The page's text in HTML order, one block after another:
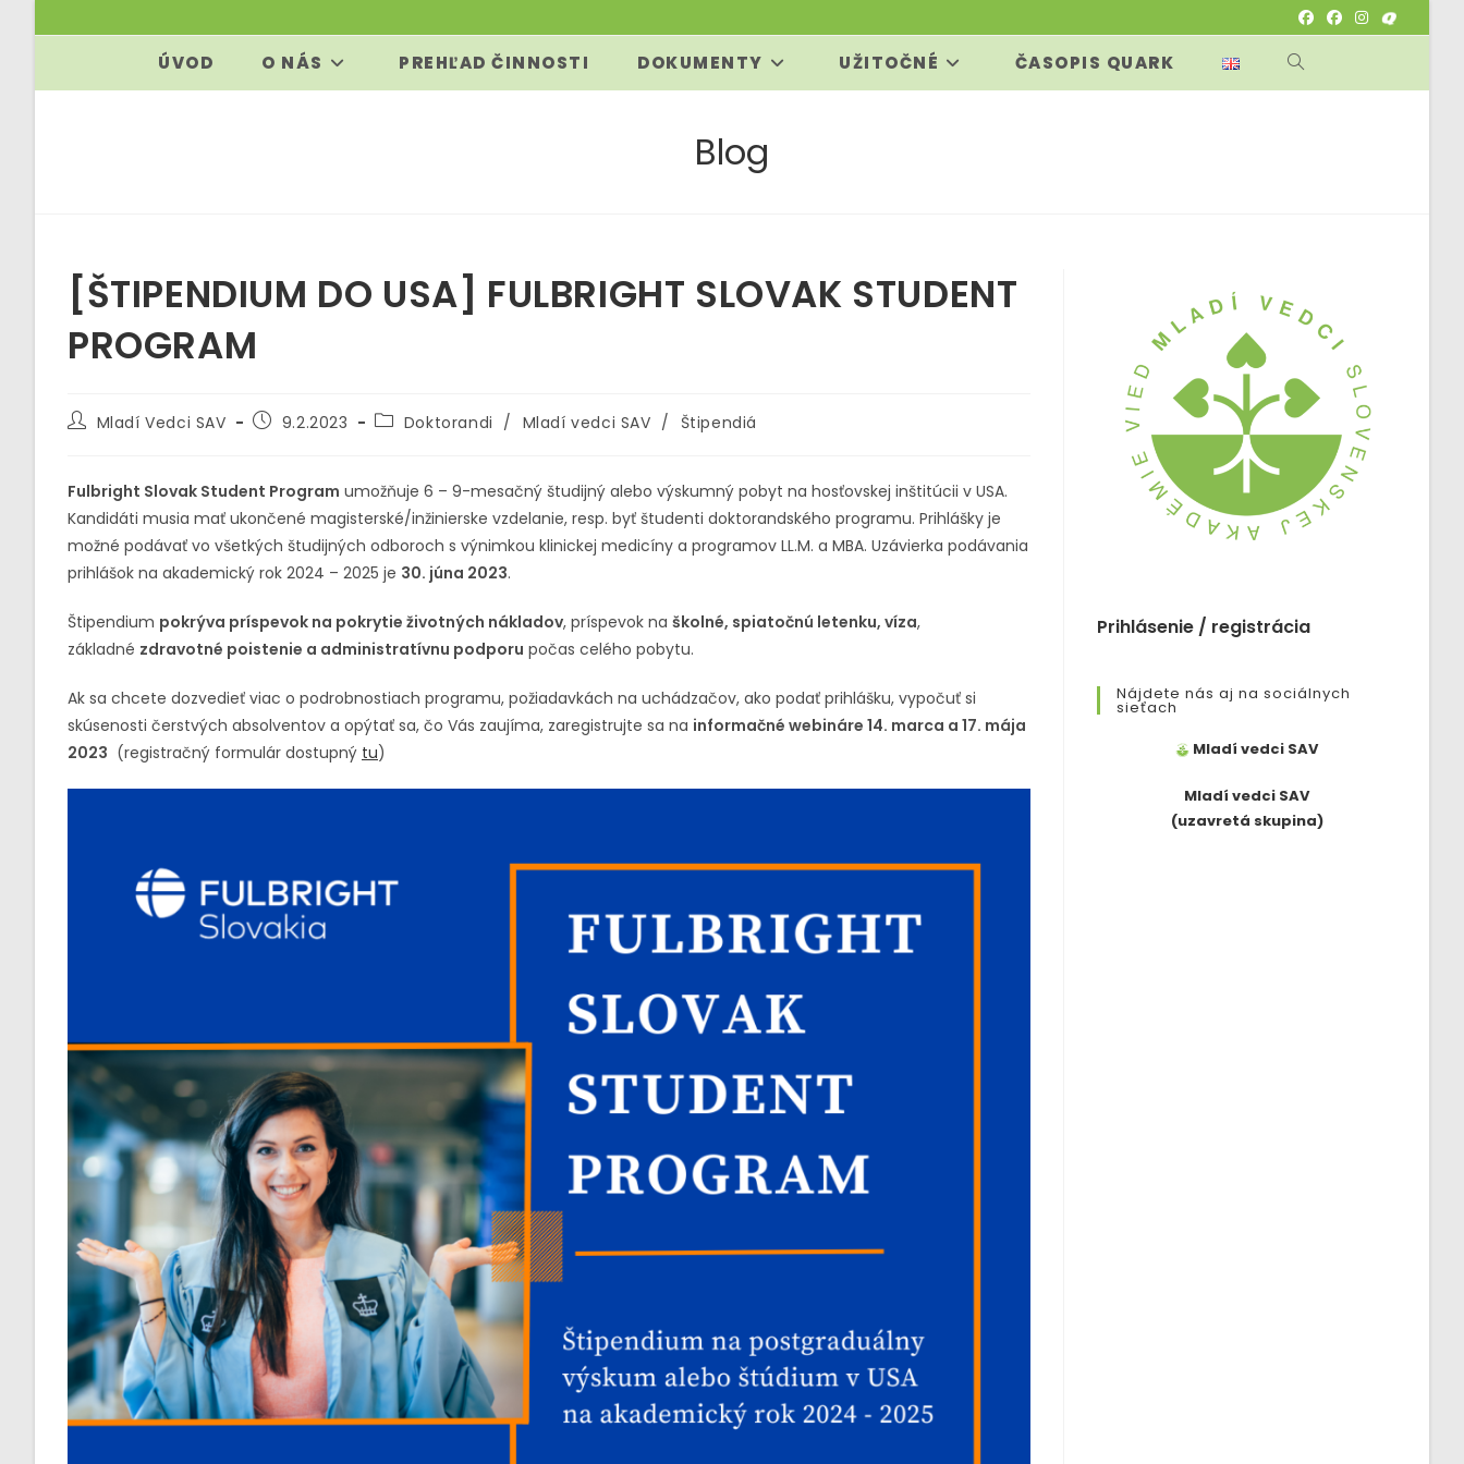
ÚVOD O NÁS PREHĽAD ČINNOSTI DOKUMENTY UŽITOČNÉ ČASOPIS QUARK TOGGLE
Blog
[ŠTIPENDIUM DO USA] FULBRIGHT SLOVAK STUDENT
PROGRAM
PostMladí Vedci SAV
Post9.2.2023
PostDoktorandi / Mladí vedci SAV / Štipendiá
Fulbright Slovak Student Program umožňuje 6 – 9-mesačný študijný alebo výskumný pobyt na hosťovskej inštitúcii v USA.
Kandidáti musia mať ukončené magisterské/inžinierske vzdelanie, resp. byť študenti doktorandského programu. Prihlášky je
možné podávať vo všetkých študijných odboroch s výnimkou klinickej medicíny a programov LL.M. a MBA. Uzávierka podávania
prihlášok na akademický rok 2024 – 2025 je 30. júna 2023.
Štipendium pokrýva príspevok na pokrytie životných nákladov, príspevok na školné, spiatočnú letenku, víza,
základné zdravotné poistenie a administratívnu podporu počas celého pobytu.
Ak sa chcete dozvedieť viac o podrobnostiach programu, požiadavkách na uchádzačov, ako podať prihlášku, vypočuť si
skúsenosti čerstvých absolventov a opýtať sa, čo Vás zaujíma, zaregistrujte sa na informačné webináre 14. marca a 17. mája
2023 (registračný formulár dostupný tu)
Prihlásenie / registrácia
Nájdete nás aj na sociálnych
sieťach
Mladí vedci SAV
Mladí vedci SAV
(uzavretá skupina)